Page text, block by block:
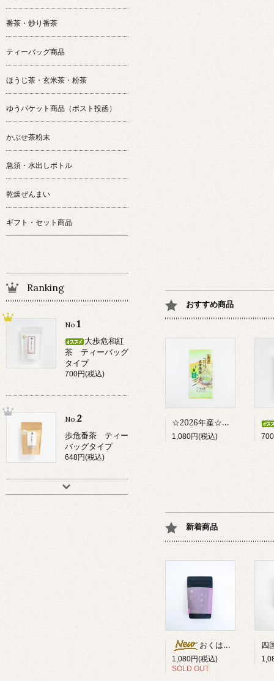
おすすめ商品
☆2026年産☆ 渓谷の茶 大歩危茶 「薫ーかおりー」
1,080円(税込)
新着商品
おくはるか烏龍
1,080円(税込)
SOLD OUT
番茶・炒り番茶
ティーバッグ商品
ほうじ茶・玄米茶・粉茶
ゆうパケット商品（ポスト投函）
かぶせ茶粉末
急須・水出しボトル
乾燥ぜんまい
ギフト・セット商品
Ranking
No.1
大歩危和紅
茶 ティーバッグ
タイプ
700円(税込)
No.2
歩危番茶 ティー
バッグタイプ
648円(税込)